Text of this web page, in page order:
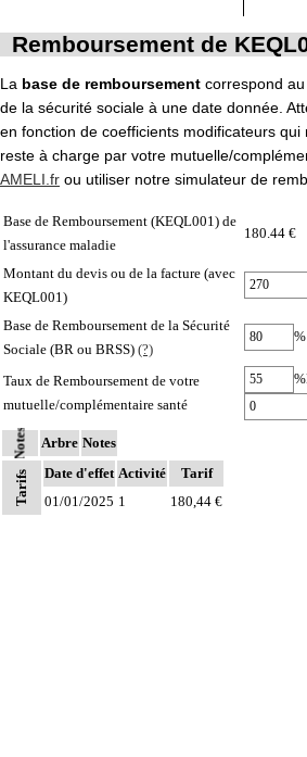
Remboursement de
La base de remboursement correspond
de la sécurité sociale à une date donnée.
en fonction de coefficients modificateurs qui
reste à charge par votre mutuelle/
AMELI.fr ou utiliser notre simulateur de
Base de Remboursement (KEQL001) de
l'assurance maladie
180.44 €
Montant du devis ou de la facture (avec
KEQL001)
Base de Remboursement de la Sécurité
Sociale (BR ou BRSS) (?)
%
Taux de Remboursement de votre
mutuelle/complémentaire santé
Notes Arbre Notes
Tarifs Date d'effet Activité
Tarif
01/01/2025 1 180,44 €